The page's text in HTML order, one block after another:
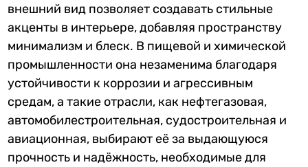
внешний вид позволяет создавать стильные
акценты в интерьере, добавляя пространству
минимализм и блеск. В пищевой и химической
промышленности она незаменима благодаря
устойчивости к коррозии и агрессивным
средам, а такие отрасли, как нефтегазовая,
автомобилестроительная, судостроительная и
авиационная, выбирают её за выдающуюся
прочность и надёжность, необходимые для